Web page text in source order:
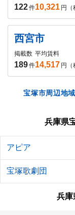
122件10,321 円（
西宮市
掲載数
189件
平均賃料
14,517 円（
宝塚市周辺地
兵庫県
アピア
宝塚歌劇団
兵庫